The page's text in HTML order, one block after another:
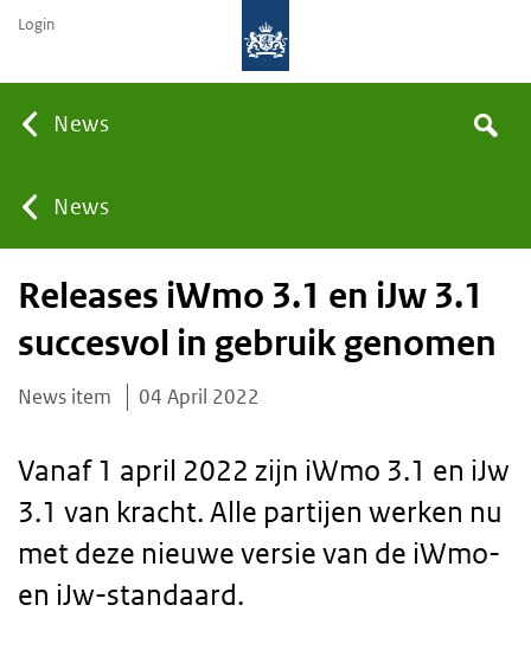
News
You
are
News
the
Search
Login
Releases iWmo 3.1 en iJw 3.1
succesvol in gebruik genomen
News item 04 April 2022
Vanaf 1 april 2022 zijn iWmo 3.1 en iJw
3.1 van kracht. Alle partijen werken nu
met deze nieuwe versie van de iWmo-
en iJw-standaard.